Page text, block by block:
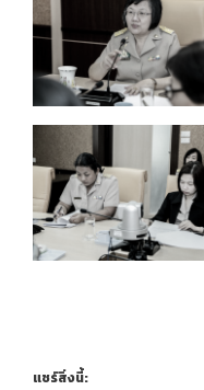
แชร์สิ่งนี้: